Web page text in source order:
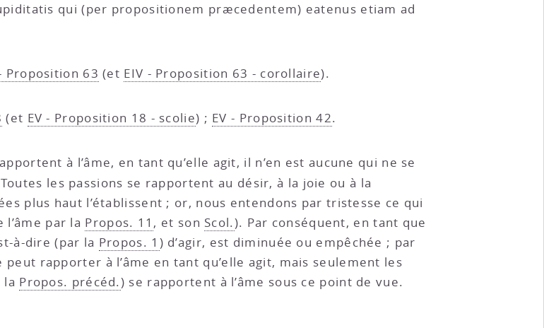
qui (per propositionem præcedentem) eatenus etiam ad
Proposition 63 (et EIV - Proposition 63 - corollaire).
(et EV - Proposition 18 - scolie) ; EV - Proposition 42.
à l’âme, en tant qu’elle agit, il n’en est aucune qui ne se
Toutes les passions se rapportent au désir, à la joie ou à la
plus haut l’établissent ; or, nous entendons par tristesse ce qui
par la Propos. 11 , et son Scol.). Par conséquent, en tant que
à-dire (par la Propos. 1 ) d’agir, est diminuée ou empêchée ; par
rapporter à l’âme en tant qu’elle agit, mais seulement les
la Propos. précéd.) se rapportent à l’âme sous ce point de vue.